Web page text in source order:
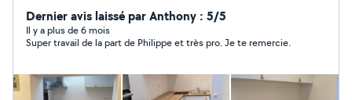
Dernier avis laissé par Anthony : 5/5
Il y a plus de 6 mois
Super travail de la part de Philippe et très pro. Je te remercie.